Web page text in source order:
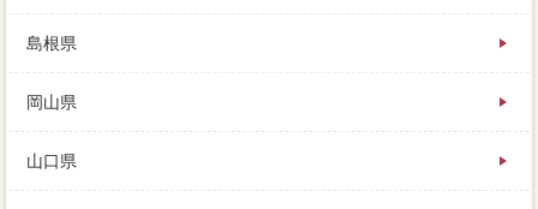
島根県
岡山県
山口県